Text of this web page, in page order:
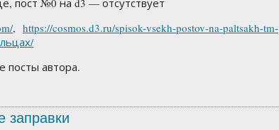
пост №0 на d3 — отсутствует
, https://cosmos.d3.ru/spisok-vsekh-postov-na-paltsakh-tm-
посты автора.
заправки